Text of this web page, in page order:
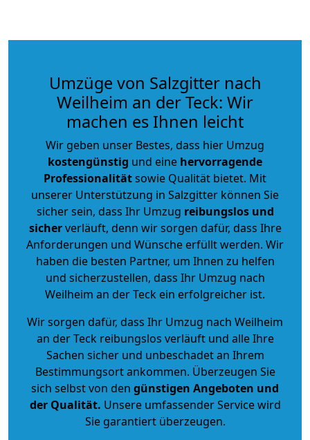
Umzüge von Salzgitter nach
Weilheim an der Teck: Wir
machen es Ihnen leicht
Wir geben unser Bestes, dass hier Umzug
kostengünstig und eine hervorragende
Professionalitätsowie Qualität bietet. Mit
unserer Unterstützung in Salzgitter können Sie
sicher sein, dass Ihr Umzug reibungslos und
sicherverläuft, denn wir sorgen dafür, dass Ihre
Anforderungen und Wünsche erfüllt werden. Wir
haben die besten Partner, um Ihnen zu helfen
und sicherzustellen, dass Ihr Umzug nach
Weilheim an der Teck ein erfolgreicher ist.
Wir sorgen dafür, dass Ihr Umzug nach Weilheim
an der Teck reibungslos verläuft und alle Ihre
Sachen sicher und unbeschadet an Ihrem
Bestimmungsort ankommen. Überzeugen Sie
sich selbst von den günstigen Angeboten und
der Qualität. Unsere umfassender Service wird
Sie garantiert überzeugen.